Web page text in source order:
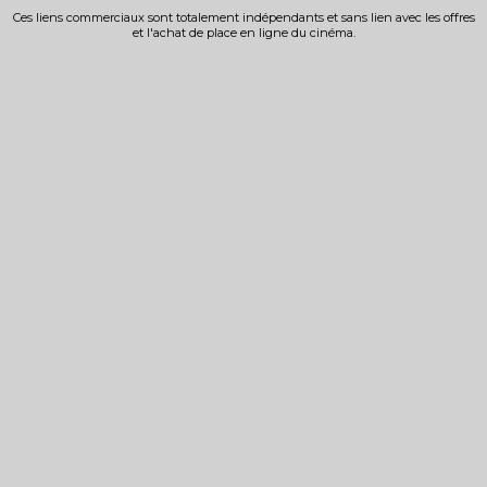
Ces liens commerciaux sont totalement indépendants et sans lien avec les offres
et l'achat de place en ligne du cinéma.